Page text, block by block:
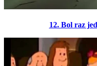
12. Bol raz